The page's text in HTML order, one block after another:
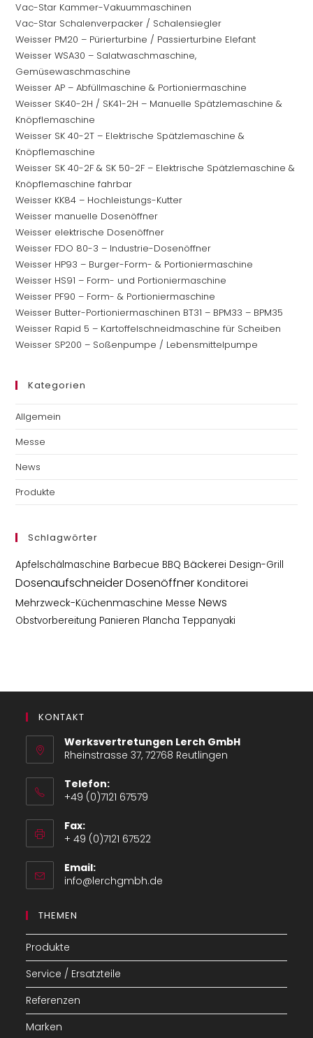
Vac-Star Kammer-Vakuummaschinen
Vac-Star Schalenverpacker / Schalensiegler
Weisser PM20 – Pürierturbine / Passierturbine Elefant
Weisser WSA30 – Salatwaschmaschine,
Gemüsewaschmaschine
Weisser AP – Abfüllmaschine & Portioniermaschine
Weisser SK40-2H / SK41-2H – Manuelle Spätzlemaschine &
Knöpflemaschine
Weisser SK 40-2T – Elektrische Spätzlemaschine &
Knöpflemaschine
Weisser SK 40-2F & SK 50-2F – Elektrische Spätzlemaschine &
Knöpflemaschine fahrbar
Weisser KK84 – Hochleistungs-Kutter
Weisser manuelle Dosenöffner
Weisser elektrische Dosenöffner
Weisser FDO 80-3 – Industrie-Dosenöffner
Weisser HP93 – Burger-Form- & Portioniermaschine
Weisser HS91 – Form- und Portioniermaschine
Weisser PF90 – Form- & Portioniermaschine
Weisser Butter-Portioniermaschinen BT31 – BPM33 – BPM35
Weisser Rapid 5 – Kartoffelschneidmaschine für Scheiben
Weisser SP200 – Soßenpumpe / Lebensmittelpumpe
Kategorien
Allgemein
Messe
News
Produkte
Schlagwörter
Apfelschälmaschine Barbecue BBQ Bäckerei Design-Grill
DosenaufschneiderDosenöffner Konditorei
Mehrzweck-Küchenmaschine Messe News
Obstvorbereitung Panieren Plancha Teppanyaki
KONTAKT
Werksvertretungen Lerch GmbH
Rheinstrasse 37, 72768 Reutlingen
Telefon:
+49 (0)7121 67579
in
your
application
Fax:
+ 49 (0)7121 67522
Email:
info@lerchgmbh.de
THEMEN
Produkte
Service / Ersatzteile
Referenzen
Marken